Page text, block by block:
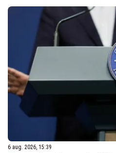
6 aug. 2026, 15:39